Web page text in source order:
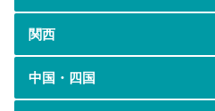
関西
中国・四国